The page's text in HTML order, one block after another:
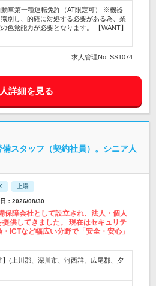
動車第一種運転免許（AT限定可） ※機器
別し、的確に対処する必要がある為、業
色覚能力が必要となります。 【WANT】
求人管理No. SS1074
詳細を見る
スタッフ（契約社員）。シニア人
上場
：2026/08/30
保障会社として設立され、法人・個人
供してきました。 現在はセキュリテ
ICTなど幅広い分野で「安全・安心」
】(上川郡、深川市、河西群、広尾郡、夕